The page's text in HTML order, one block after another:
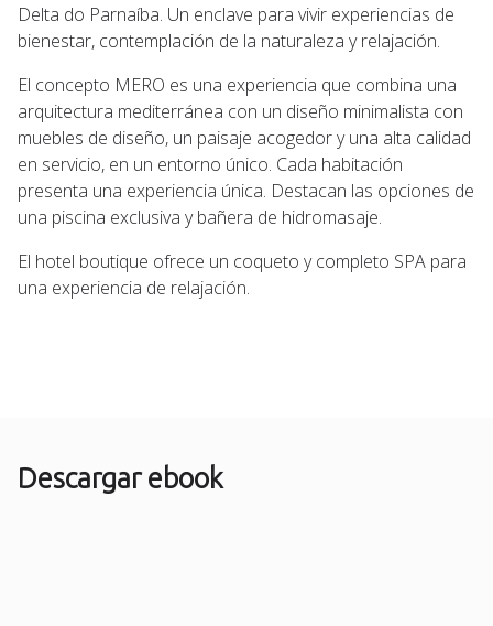
Delta do Parnaíba. Un enclave para vivir experiencias de
bienestar, contemplación de la naturaleza y relajación.
El concepto MERO es una experiencia que combina una
arquitectura mediterránea con un diseño minimalista con
muebles de diseño, un paisaje acogedor y una alta calidad
en servicio, en un entorno único. Cada habitación
presenta una experiencia única. Destacan las opciones de
una piscina exclusiva y bañera de hidromasaje.
El hotel boutique ofrece un coqueto y completo SPA para
una experiencia de relajación.
Descargar ebook